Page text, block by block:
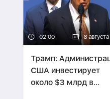
02:00 8
Трамп:
США инвестирует
около $3 млрд в